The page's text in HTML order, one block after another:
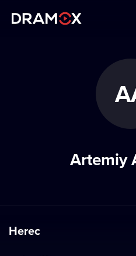
Artemiy
Herec